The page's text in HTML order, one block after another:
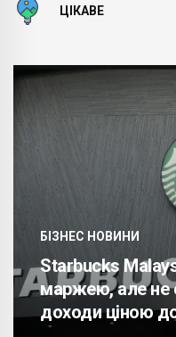
ЦІКАВЕ
БІЗНЕС НОВИНИ
Starbucks
маржею, але не
доходи ціною